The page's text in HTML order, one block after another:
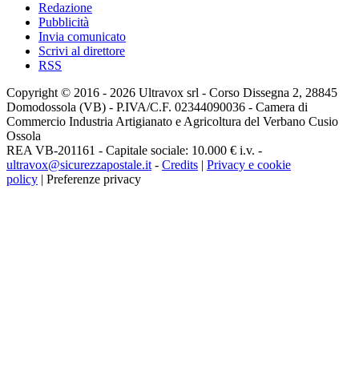
Redazione
Pubblicità
Invia comunicato
Scrivi al direttore
RSS
Copyright © 2016 - 2026 Ultravox srl - Corso Dissegna 2, 28845
Domodossola (VB) - P.IVA/C.F. 02344090036 - Camera di
Commercio Industria Artigianato e Agricoltura del Verbano Cusio
Ossola
REA VB-201161 - Capitale sociale: 10.000 € i.v. -
ultravox@sicurezzapostale.it - Credits | Privacy e cookie
policy | Preferenze privacy